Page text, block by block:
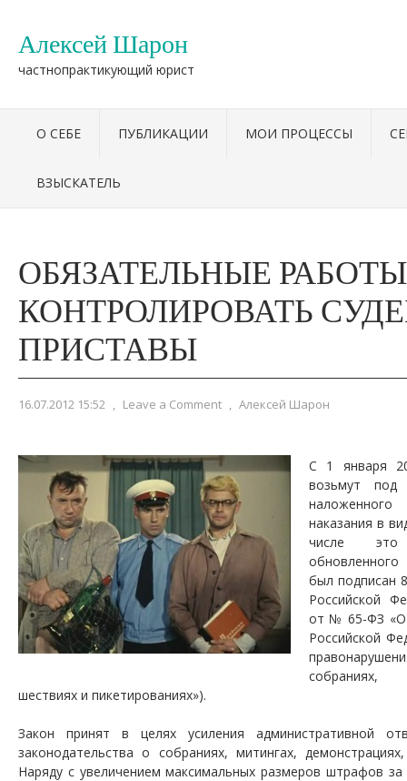
Алексей Шарон
частнопрактикующий юрист
О СЕБЕ ПУБЛИКАЦИИ МОИ ПРОЦЕССЫ
ВЗЫСКАТЕЛЬ
ОБЯЗАТЕЛЬНЫЕ
КОНТРОЛИРОВАТЬ
ПРИСТАВЫ
16.07.2012 15:52 , Leave a Comment , Алексей Шарон
С 1 января
возьмут под
наказания в
числе это
был подписан
Российской
от № 65-ФЗ «О
Российской
собраниях,
шествиях и пикетированиях»).
Закон принят в целях усиления административной
законодательства о собраниях, митингах,
Наряду с увеличением максимальных размеров штрафов